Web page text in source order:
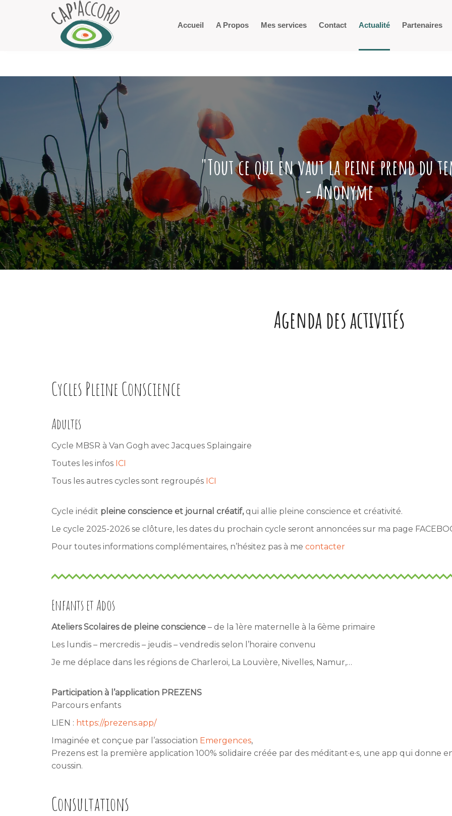
Accueil A Propos Mes services Contact Actualité Partenaires
"Tout ce qui en vaut la peine prend du
- Anonyme
Agenda des activités
Cycles Pleine Conscience
Adultes
Cycle MBSR à Van Gogh avec Jacques Splaingaire
Toutes les infos ICI
Tous les autres cycles sont regroupés ICI
Cycle inédit pleine conscience et journal créatif, qui allie pleine conscience et créativité.
Le cycle 2025-2026 se clôture, les dates du prochain cycle seront annoncées sur ma page
Pour toutes informations complémentaires, n’hésitez pas à me contacter
Enfants et Ados
Ateliers Scolaires de pleine conscience – de la 1ère maternelle à la 6ème primaire
Les lundis – mercredis – jeudis – vendredis selon l’horaire convenu
Je me déplace dans les régions de Charleroi, La Louvière, Nivelles, Namur,…
Participation à l’application PREZENS
Parcours enfants
LIEN : https://prezens.app/
Imaginée et conçue par l’association Emergences,
Prezens est la première application 100% solidaire créée par des méditant·e·s, une app qui donne
coussin.
Consultations